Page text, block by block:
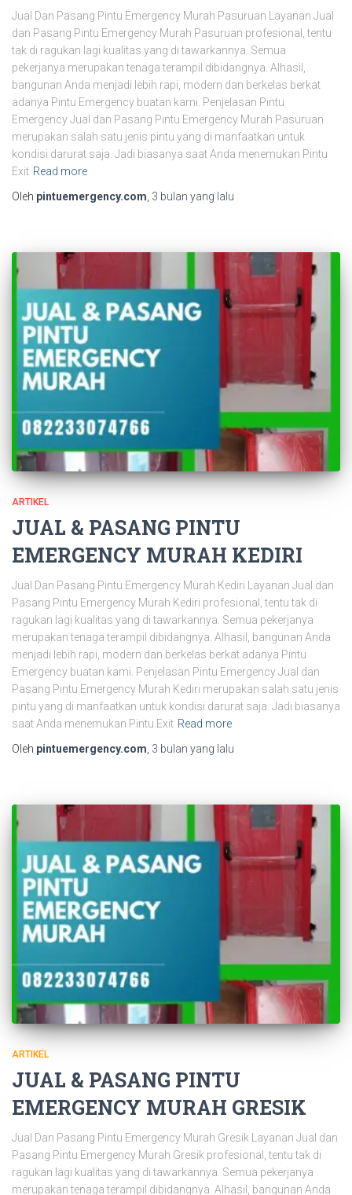
Jual Dan Pasang Pintu Emergency Murah Pasuruan Layanan Jual
dan Pasang Pintu Emergency Murah Pasuruan profesional, tentu
tak di ragukan lagi kualitas yang di tawarkannya. Semua
pekerjanya merupakan tenaga terampil dibidangnya. Alhasil,
bangunan Anda menjadi lebih rapi, modern dan berkelas berkat
adanya Pintu Emergency buatan kami. Penjelasan Pintu
Emergency Jual dan Pasang Pintu Emergency Murah Pasuruan
merupakan salah satu jenis pintu yang di manfaatkan untuk
kondisi darurat saja. Jadi biasanya saat Anda menemukan Pintu
Exit Read more
Oleh pintuemergency.com, 3 bulan yang lalu
ARTIKEL
JUAL & PASANG PINTU
EMERGENCY MURAH KEDIRI
Jual Dan Pasang Pintu Emergency Murah Kediri Layanan Jual dan
Pasang Pintu Emergency Murah Kediri profesional, tentu tak di
ragukan lagi kualitas yang di tawarkannya. Semua pekerjanya
merupakan tenaga terampil dibidangnya. Alhasil, bangunan Anda
menjadi lebih rapi, modern dan berkelas berkat adanya Pintu
Emergency buatan kami. Penjelasan Pintu Emergency Jual dan
Pasang Pintu Emergency Murah Kediri merupakan salah satu jenis
pintu yang di manfaatkan untuk kondisi darurat saja. Jadi biasanya
saat Anda menemukan Pintu Exit Read more
Oleh pintuemergency.com 3 bulan yang lalu
ARTIKEL
JUAL & PASANG PINTU
EMERGENCY MURAH GRESIK
Jual Dan Pasang Pintu Emergency Murah Gresik Layanan Jual dan
Pasang Pintu Emergency Murah Gresik profesional, tentu tak di
ragukan lagi kualitas yang di tawarkannya. Semua pekerjanya
merupakan tenaga terampil dibidangnya. Alhasil, bangunan Anda